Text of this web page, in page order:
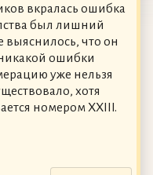
вкралась ошибка
был лишний
что он
ошибки
уже нельзя
хотя
номером XXIII.